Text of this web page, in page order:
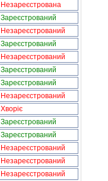
Незареєстрована
Зареєстрований
Незареєстрований
Зареєстрований
Незареєстрований
Зареєстрований
Зареєстрований
Незареєстрований
Хворіє
Зареєстрований
Зареєстрований
Незареєстрований
Незареєстрований
Незареєстрований